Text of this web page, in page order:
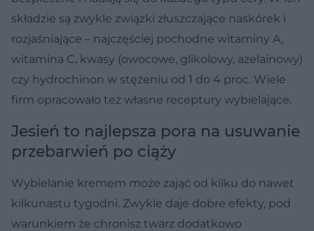
składzie są zwykle związki złuszczające naskórek i
rozjaśniające – najczęściej pochodne witaminy A,
witamina C, kwasy (owocowe, glikolowy, azelainowy)
czy hydrochinon w stężeniu od 1 do 4 proc. Wiele
firm opracowało też własne receptury wybielające.
Jesień to najlepsza pora na usuwanie
przebarwień po ciąży
Wybielanie kremem może zająć od kilku do nawet
kilkunastu tygodni. Zwykle daje dobre efekty, pod
warunkiem że chronisz twarz dodatkowo